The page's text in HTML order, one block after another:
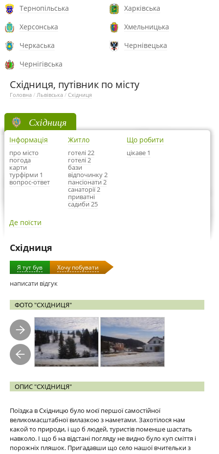
Тернопільська
Харківська
Херсонська
Хмельницька
Черкаська
Чернівецька
Чернігівська
Східниця, путівник по місту
Головна / Львівська / Східниця
Східниця
Інформація
про місто
погода
карти
турфірми 1
вопрос-ответ
Житло
готелі 22
готелі 2
бази
відпочинку 2
пансіонати 2
санаторії 2
приватні
садиби 25
Що робити
цікаве 1
Де поїсти
Східниця
Я тут був Хочу побувати
написати відгук
ФОТО "СХІДНИЦЯ"
ОПИС "СХІДНИЦЯ"
Поїздка в Східницю було моєї першої самостійної
великомасштабної вилазкою з наметами. Захотілося нам
какой то природи, і що б людей, туристів поменше шастать
навколо. І що б на відстані погляду не видно було куп сміття і
порожніх пляшок. Пригадавши що село нашої вчительки з